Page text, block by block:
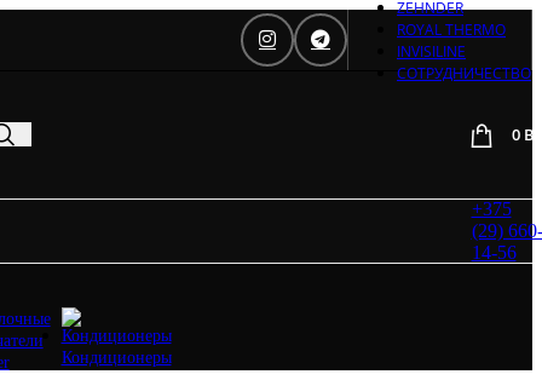
ZEHNDER
ROYAL THERMO
INVISILINE
СОТРУДНИЧЕСТВО
0
Кондиционеры
Daveti
Royal
Thermo
Hitachi
LG
Invisiline
+375
(29) 660-
14-56